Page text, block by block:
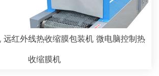
远红外线热收缩膜包装机 微电脑控制热
收缩膜机